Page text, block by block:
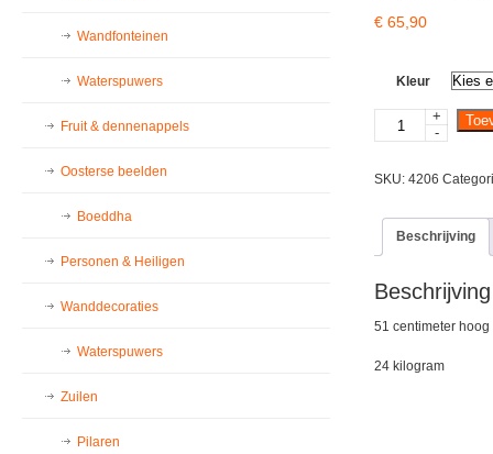
€ 65,90
Kleur
Buste
4206
+
-
SKU: 4206
Beschrijving
Beschrijving
51 centimeter hoog
24 kilogram
Wandfonteinen
Waterspuwers
Fruit & dennenappels
Oosterse beelden
Boeddha
Personen & Heiligen
Wanddecoraties
Waterspuwers
Zuilen
Pilaren